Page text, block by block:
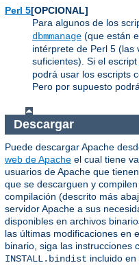
Perl 5[OPCIONAL]
Para algunos de los
dbmmanage (que están
intérprete de Perl 5 (las
suficientes). Si el escript
podrá usar los escripts
Pero por supuesto
Descargar
Puede descargar Apache
web de Apache el cual tiene
usuarios de Apache que
que se descarguen y
compilación (descrito más
servidor Apache a sus
disponibles en archivos
las últimas modificaciones en
binario, siga las instrucciones
INSTALL.bindist incluido